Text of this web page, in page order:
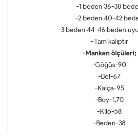
-1 beden 36-38
-2 beden 40-42
-3 beden 44-46 beden
- Tam kalıptır
-Manken ölçüleri;
-Göğüs-90
-Bel-67
-Kalça-95
-Boy-1.70
-Kilo-58
-Beden-38